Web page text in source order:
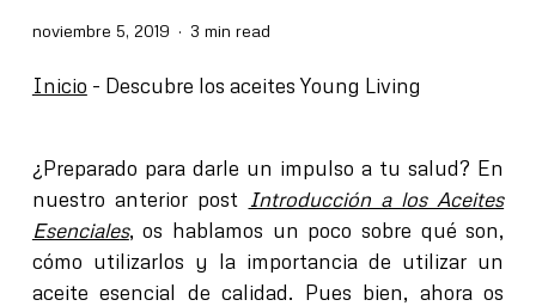
noviembre 5, 2019 3 min read
Inicio - Descubre los aceites Young Living
¿Preparado para darle un impulso a tu salud? En
nuestro anterior post Introducción a los Aceites
Esenciales, os hablamos un poco sobre qué son,
cómo utilizarlos y la importancia de utilizar un
aceite esencial de calidad. Pues bien, ahora os